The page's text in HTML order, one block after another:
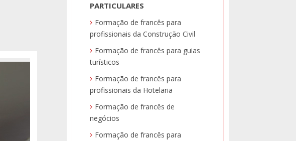
PARTICULARES
Formação de francês para
profissionais da Construção Civil
Formação de francês para guias
turísticos
Formação de francês para
profissionais da Hotelaria
Formação de francês de
negócios
Formação de francês para